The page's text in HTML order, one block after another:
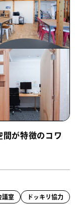
間が特徴のコワ
議室 ドッキリ協力